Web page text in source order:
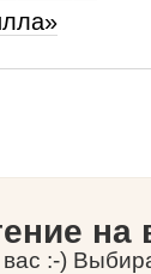
вас :-)